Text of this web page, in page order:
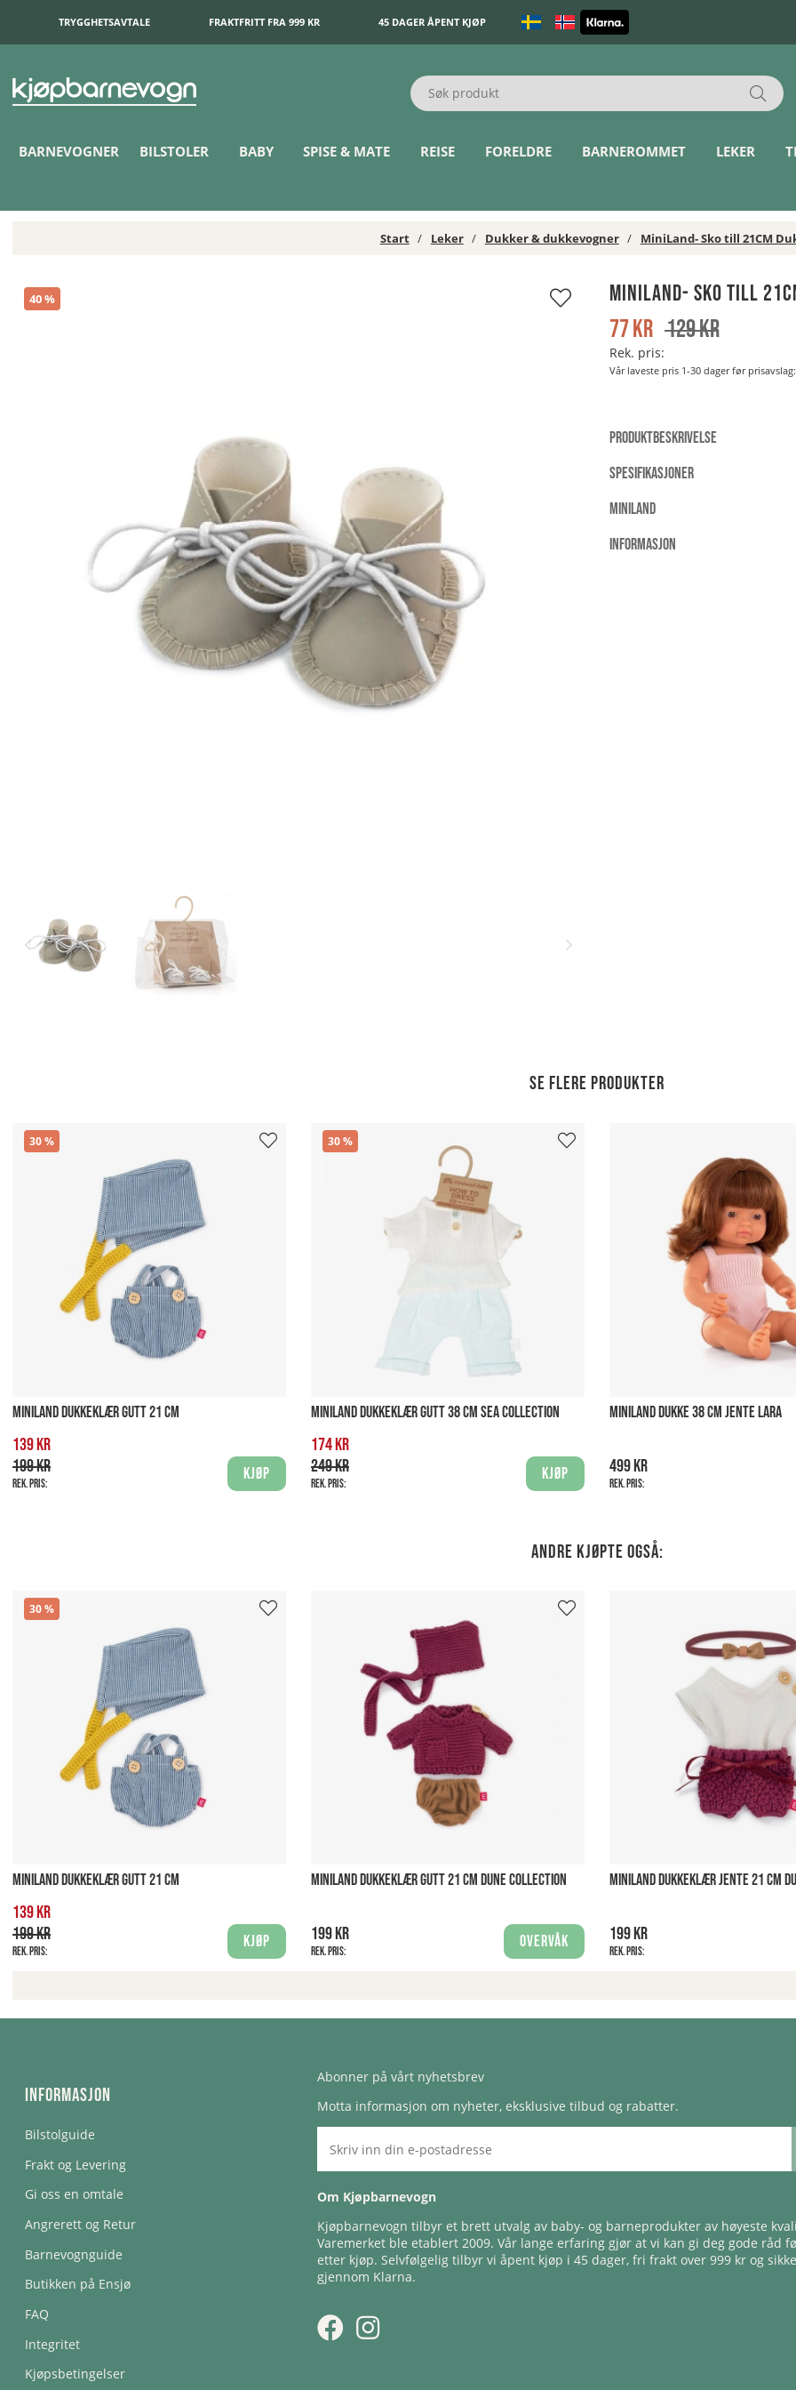
TRYGGHETSAVTALE FRAKTFRITT FRA 999 KR 45 DAGER ÅPENT KJØP
BARNEVOGNER BILSTOLER BABY SPISE & MATE REISE FORELDRE BARNEROMMET LEKER
Start Leker Dukker & dukkevogner MiniLand- Sko till 21CM
40
MiniLand- Sko till 21CM Dukke MiniLand- Sko till
129kr
77kr
Rek. pris:
Vår laveste pris 1-30 dager før
PRODUKTBESKRIVELSE
SPESIFIKASJONER
MINILAND
INFORMASJON
Se flere produkter
30
MINILAND DUKKEKLÆR GUTT 21 CM
139 kr
199 kr
Rek. pris:
Kjøp
30
MINILAND DUKKEKLÆR GUTT 38 CM SEA COLLECTION
174 kr
249 kr
Rek. pris:
Kjøp
MINILAND DUKKE 38 CM JENTE LARA
499 kr
Rek. pris:
Andre kjøpte også:
30
MINILAND DUKKEKLÆR GUTT 21 CM
139 kr
199 kr
Rek. pris:
Kjøp
MINILAND DUKKEKLÆR GUTT 21 CM DUNE COLLECTION
199 kr
Rek. pris:
Overvåk
MINILAND DUKKEKLÆR JENTE 21 CM
199 kr
Rek. pris:
Informasjon
Bilstolguide
Frakt og Levering
Gi oss en omtale
Angrerett og Retur
Barnevognguide
Butikken på Ensjø
FAQ
Integritet
Kjøpsbetingelser
Abonner på vårt nyhetsbrev
Motta informasjon om nyheter, eksklusive tilbud og rabatter.
Om Kjøpbarnevogn
Kjøpbarnevogn tilbyr et brett utvalg av baby- og barneprodukter av høyeste
Varemerket ble etablert 2009. Vår lange erfaring gjør at vi kan gi deg gode råd
etter kjøp. Selvfølgelig tilbyr vi åpent kjøp i 45 dager, fri frakt over 999 kr og
gjennom Klarna.